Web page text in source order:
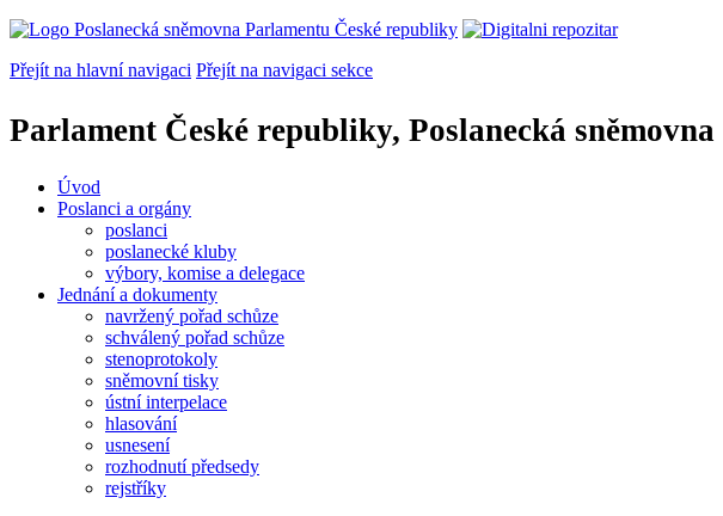
Přejít na hlavní navigaci Přejít na navigaci sekce
Parlament České republiky, Poslanecká sněmovna
Úvod
Poslanci a orgány
poslanci
poslanecké kluby
výbory, komise a delegace
Jednání a dokumenty
navržený pořad schůze
schválený pořad schůze
stenoprotokoly
sněmovní tisky
ústní interpelace
hlasování
usnesení
rozhodnutí předsedy
rejstříky